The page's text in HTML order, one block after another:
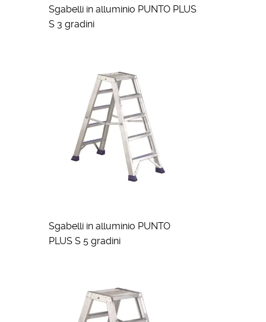
Sgabelli in alluminio PUNTO PLUS
S 3 gradini
Sgabelli in alluminio PUNTO
PLUS S 5 gradini